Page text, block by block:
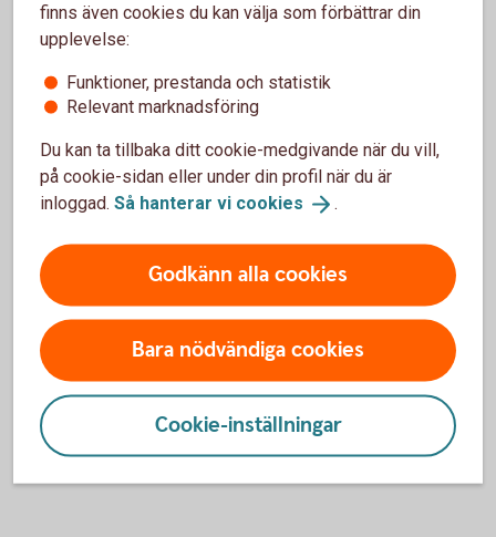
Sjukvårdsupplysning och
vårdplanering vårdförsäkring
Folksam ömsesidig sakförsäkring
0771-968 636
godkänna cookies för Funktioner, prestanda
och statistik.
Inställningar för cookies
finns även cookies du kan välja som förbättrar din
upplevelse:
Funktioner, prestanda och statistik
Relevant marknadsföring
Du kan ta tillbaka ditt cookie-medgivande när du vill,
på cookie-sidan eller under din profil när du är
inloggad. Så hanterar vi cookies .
Godkänn alla cookies
Bara nödvändiga cookies
Cookie-inställningar